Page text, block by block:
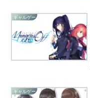
ギャルゲー
ギャルゲー